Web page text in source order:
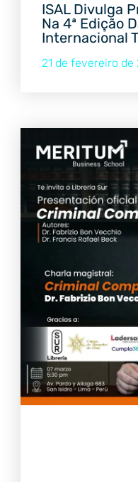
ISAL Divulga
Na 4ª Edição
Internacional
21 de fevereiro de